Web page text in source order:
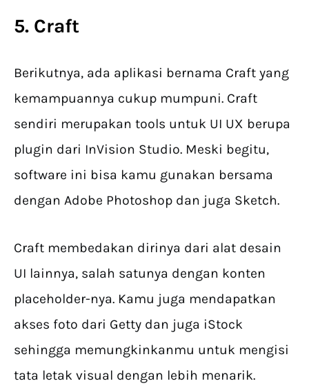
5. Craft
Berikutnya, ada aplikasi bernama Craft yang
kemampuannya cukup mumpuni. Craft
sendiri merupakan tools untuk UI UX berupa
plugin dari InVision Studio. Meski begitu,
software ini bisa kamu gunakan bersama
dengan Adobe Photoshop dan juga Sketch.
Craft membedakan dirinya dari alat desain
UI lainnya, salah satunya dengan konten
placeholder-nya. Kamu juga mendapatkan
akses foto dari Getty dan juga iStock
sehingga memungkinkanmu untuk mengisi
tata letak visual dengan lebih menarik.